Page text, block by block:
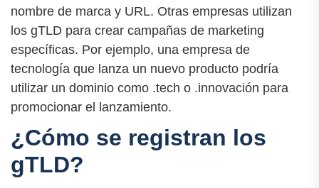
nombre de marca y URL. Otras empresas utilizan
los gTLD para crear campañas de marketing
específicas. Por ejemplo, una empresa de
tecnología que lanza un nuevo producto podría
utilizar un dominio como .tech o .innovación para
promocionar el lanzamiento.
¿Cómo se registran los
gTLD?